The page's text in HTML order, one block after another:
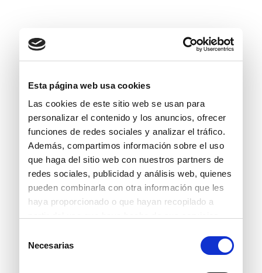
Esta página web usa cookies
Las cookies de este sitio web se usan para
personalizar el contenido y los anuncios, ofrecer
funciones de redes sociales y analizar el tráfico.
Además, compartimos información sobre el uso
que haga del sitio web con nuestros partners de
redes sociales, publicidad y análisis web, quienes
pueden combinarla con otra información que les
haya proporcionado o que hayan recopilado a
deNecesarias